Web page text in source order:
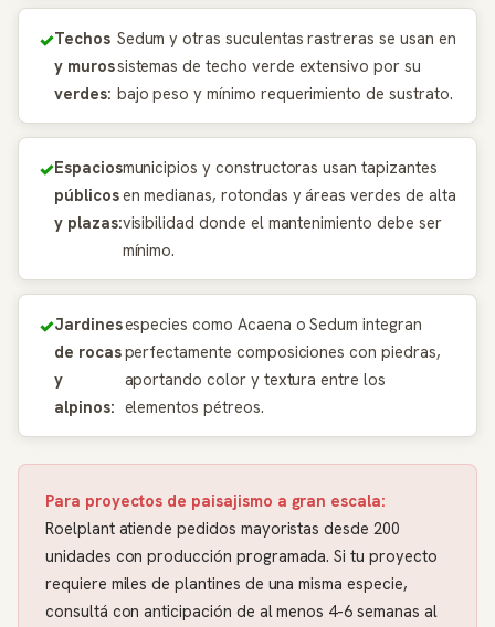
Techos
y muros
verdes:
Sedum y otras suculentas rastreras se usan en
sistemas de techo verde extensivo por su
bajo peso y mínimo requerimiento de sustrato.
Espacios
públicos
y plazas:
municipios y constructoras usan tapizantes
en medianas, rotondas y áreas verdes de alta
visibilidad donde el mantenimiento debe ser
mínimo.
Jardines
de rocas
y
alpinos:
especies como Acaena o Sedum integran
perfectamente composiciones con piedras,
aportando color y textura entre los
elementos pétreos.
Para proyectos de paisajismo a gran escala:
Roelplant atiende pedidos mayoristas desde 200
unidades con producción programada. Si tu proyecto
requiere miles de plantines de una misma especie,
consultá con anticipación de al menos 4-6 semanas al